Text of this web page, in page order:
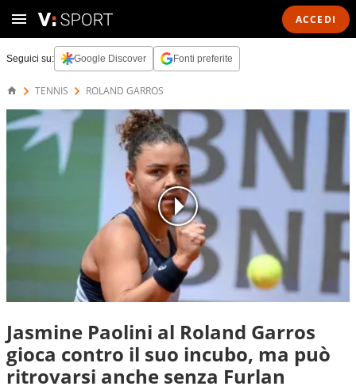
ACCEDI
Seguici su: Google Discover Fonti preferite
TENNIS ROLAND GARROS
Jasmine Paolini al Roland Garros
gioca contro il suo incubo, ma può
ritrovarsi anche senza Furlan